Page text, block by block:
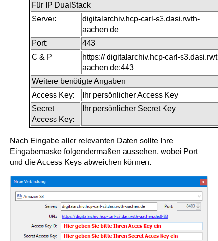
Für IP DualStack
Server:
digitalarchiv.hcp-carl-s3.dasi.rwth-
aachen.de
Port:
443
C & P
https:// digitalarchiv.hcp-carl-
aachen.de:443
Weitere benötigte Angaben
Access Key:
Ihr persönlicher Access Key
Secret
Access Key:
Ihr persönlicher Secret Key
Nach Eingabe aller relevanten Daten sollte Ihre
Eingabemaske folgendermaßen aussehen, wobei Port
und die Access Keys abweichen können: